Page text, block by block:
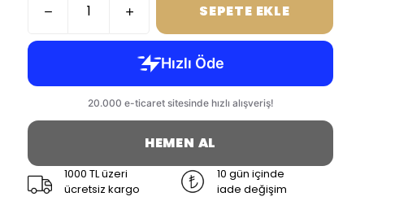
SEPETE EKLE
HEMEN AL
1000 TL üzeri
ücretsiz kargo
10 gün içinde
iade değişim